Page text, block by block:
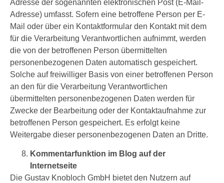
Adresse der sogenannten elektronischen Post (E-Mail-
Adresse) umfasst. Sofern eine betroffene Person per E-
Mail oder über ein Kontaktformular den Kontakt mit dem
für die Verarbeitung Verantwortlichen aufnimmt, werden
die von der betroffenen Person übermittelten
personenbezogenen Daten automatisch gespeichert.
Solche auf freiwilliger Basis von einer betroffenen Person
an den für die Verarbeitung Verantwortlichen
übermittelten personenbezogenen Daten werden für
Zwecke der Bearbeitung oder der Kontaktaufnahme zur
betroffenen Person gespeichert. Es erfolgt keine
Weitergabe dieser personenbezogenen Daten an Dritte.
Kommentarfunktion im Blog auf der
Internetseite
Die Gustav Knobloch GmbH bietet den Nutzern auf